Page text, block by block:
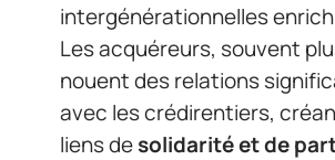
intergénérationnelles
Les acquéreurs, souvent
nouent des relations
avec les crédirentiers,
liens desolidarité et de